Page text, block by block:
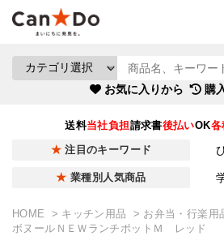
お気に入りから 購
送料当社負担請求書後払いOK各
注目のキーワード
業種別人気商品
HOME キッチン用品
お弁当・行楽用
ボヌールＮＥＷランチポットＭ レッド